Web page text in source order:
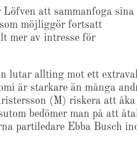
att sammanfoga sina
möjliggör fortsatt
mer av intresse för
lutar allting mot ett
är starkare än många
(M) riskera att
bedömer man på att
partiledare Ebba Busch